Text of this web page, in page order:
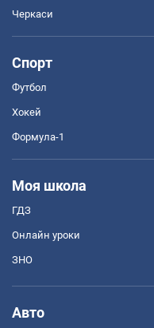
Черкаси
Спорт
Футбол
Хокей
Формула-1
Моя школа
ГДЗ
Онлайн уроки
ЗНО
Авто